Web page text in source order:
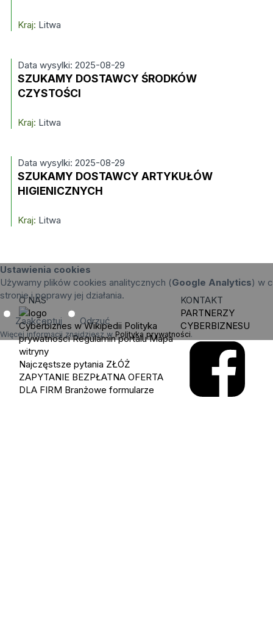
Kraj: Litwa
Data wysylki: 2025-08-29
SZUKAMY DOSTAWCY ŚRODKÓW
CZYSTOŚCI
Kraj: Litwa
Data wysylki: 2025-08-29
SZUKAMY DOSTAWCY ARTYKUŁÓW
HIGIENICZNYCH
Kraj: Litwa
Ustawienia cookies
Używamy plików cookies analitycznych (Google Analytics) w
stronie i poprawy jej działania.
Zaakceptuj Odrzuć
Więcej informacji znajdziesz w Polityka prywatności.
O NAS
Cyberbiznes w Wikipedii Polityka
prywatności Regulamin portalu Mapa
witryny
Najczęstsze pytania ZŁÓŻ
ZAPYTANIE BEZPŁATNA OFERTA
DLA FIRM Branżowe formularze
KONTAKT
PARTNERZY
CYBERBIZNESU